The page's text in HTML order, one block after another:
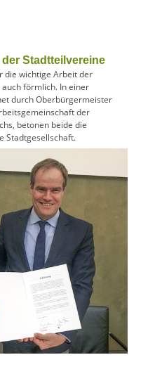
Stadtteilvereine
die wichtige Arbeit der
förmlich. In einer
durch Oberbürgermeister
der
betonen beide die
Stadtgesellschaft.